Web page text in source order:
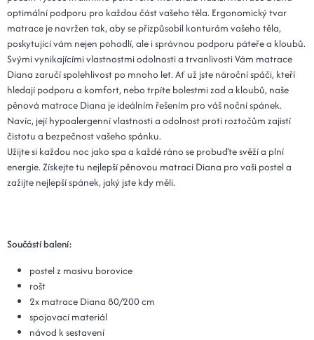
optimální podporu pro každou část vašeho těla. Ergonomický tvar
matrace je navržen tak, aby se přizpůsobil konturám vašeho těla,
poskytující vám nejen pohodlí, ale i správnou podporu páteře a kloubů.
Svými vynikajícími vlastnostmi odolnosti a trvanlivosti Vám matrace
Diana zaručí spolehlivost po mnoho let. Ať už jste nároční spáči, kteří
hledají podporu a komfort, nebo trpíte bolestmi zad a kloubů, naše
pěnová matrace Diana je ideálním řešením pro váš noční spánek.
Navíc, její hypoalergenní vlastnosti a odolnost proti roztočům zajistí
čistotu a bezpečnost vašeho spánku.
Užijte si každou noc jako spa a každé ráno se probuďte svěží a plní
energie. Získejte tu nejlepší pěnovou matraci Diana pro vaši postel a
zažijte nejlepší spánek, jaký jste kdy měli.
Součástí balení:
postel z masivu borovice
rošt
2x matrace Diana 80/200 cm
spojovací materiál
návod k sestavení